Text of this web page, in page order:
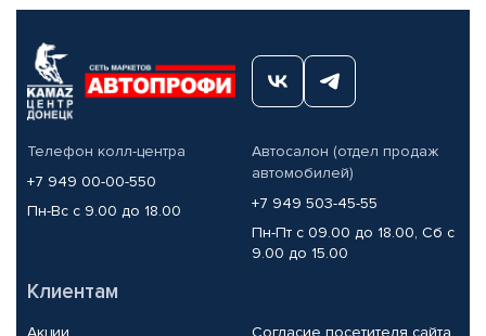
Телефон колл-центра
+7 949 00-00-550
Пн-Вс с 9.00 до 18.00
Автосалон (отдел продаж
автомобилей)
+7 949 503-45-55
Пн-Пт с 09.00 до 18.00, Сб с
9.00 до 15.00
Клиентам
Акции Согласие посетителя сайта